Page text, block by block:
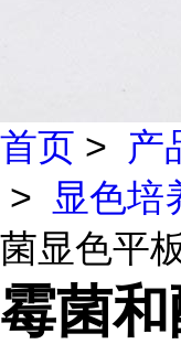
首页 > 产
>
显色培
菌显色平
霉菌